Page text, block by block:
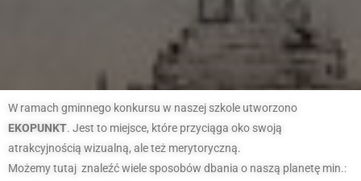
W ramach gminnego konkursu w naszej szkole utworzono
EKOPUNKT. Jest to miejsce, które przyciąga oko swoją
atrakcyjnością wizualną, ale też merytoryczną.
Możemy tutaj znaleźć wiele sposobów dbania o naszą planetę min.: